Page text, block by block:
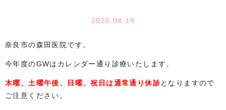
2025.04.19
奈良市の森田医院です。
今年度のGWはカレンダー通り診療いたします。
木曜、土曜午後、日曜、祝日は通常通り休診となりますので
ご注意ください。